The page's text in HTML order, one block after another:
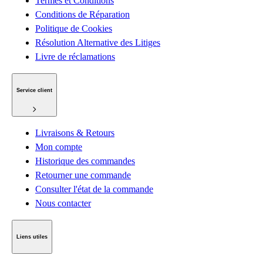
Conditions de Réparation
Politique de Cookies
Résolution Alternative des Litiges
Livre de réclamations
Service client
Livraisons & Retours
Mon compte
Historique des commandes
Retourner une commande
Consulter l'état de la commande
Nous contacter
Liens utiles